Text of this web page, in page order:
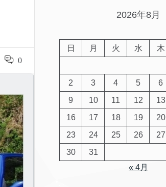
0
2026年8月
日 月 火 水 木
2
3 4 5 6
9
10 11 12 13
16
17 18 19 20
23
24 25 26 27
30
31
« 4月